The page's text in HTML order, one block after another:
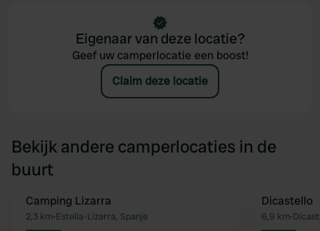
Eigenaar van deze locatie?
Geef uw camperlocatie een boost!
Claim deze locatie
Bekijk andere camperlocaties in de
buurt
Favoriet
Camping Lizarra
2,3 km•Estella-Lizarra, Spanje
Dicastello
6,9 km•